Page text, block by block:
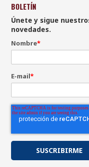
BOLETÍN
Únete y sigue
novedades.
Nombre*
E-mail*